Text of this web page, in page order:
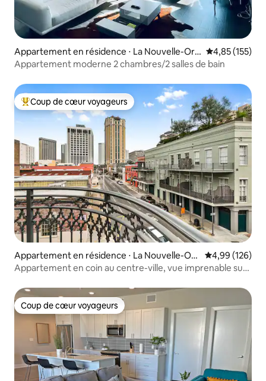
Appartement en résidence ⋅ La Nouvelle-Orl
éans
Évaluation
4,85 (155)
Appartement moderne 2 chambres/2 salles de bain
Coups de cœur voyageurs les plus appréciés
Coup de cœur voyageurs
Appartement en résidence ⋅ La Nouvelle-Orl
éans
Évaluation
4,99 (126)
Appartement en coin au centre-ville, vue imprenable sur
Coup de cœur voyageurs
Coup de cœur voyageurs